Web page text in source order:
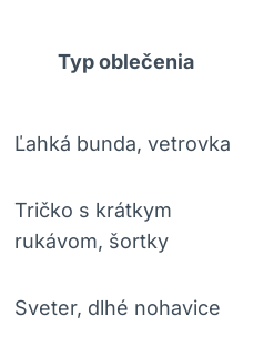
Typ oblečenia
Ľahká bunda, vetrovka
Tričko s krátkym
rukávom, šortky
Sveter, dlhé nohavice